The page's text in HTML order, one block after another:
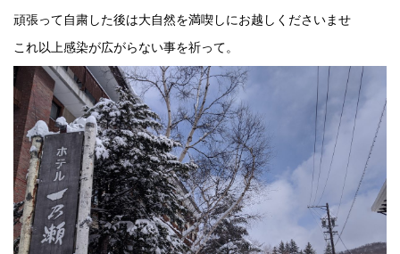
頑張って自粛した後は大自然を満喫しにお越しくださいませ
これ以上感染が広がらない事を祈って。